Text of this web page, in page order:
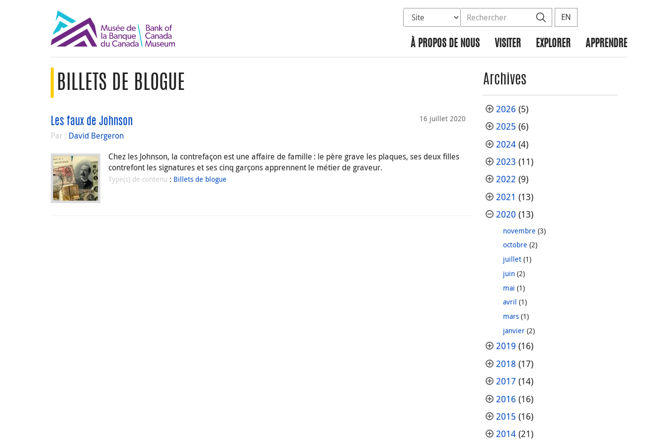
Sélectionnez la base de données à rechercher
Rechercher dans le site Rechercher
EN
À PROPOS DE NOUS VISITER EXPLORER APPRENDRE
BILLETS DE BLOGUE
16 juillet 2020
Les faux de Johnson
Par : David Bergeron
Chez les Johnson, la contrefaçon est une affaire de famille : le père grave les plaques, ses deux filles
contrefont les signatures et ses cinq garçons apprennent le métier de graveur.
Type(s) de contenu : Billets de blogue
Archives
2026 (5)
2025 (6)
2024(4)
2023 (11)
2022 (9)
2021 (13)
2020 (13)
novembre (3)
octobre (2)
juillet(1)
juin(2)
mai (1)
avril (1)
mars(1)
janvier(2)
2019 (16)
2018 (17)
2017 (14)
2016 (16)
2015 (16)
2014(21)